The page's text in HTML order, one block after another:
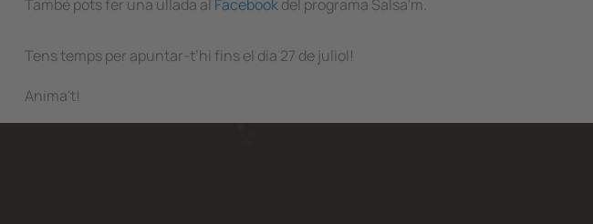
També pots fer una ullada al Facebookdel programa Salsa'm.
Tens temps per apuntar-t’hi fins el dia 27 de juliol!
Anima't!